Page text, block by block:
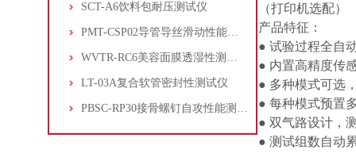
SCT-A6饮料包耐压测试仪
PMT-CSP02导管导丝滑动性能测试仪
WVTR-RC6美容面膜透湿性测试仪
LT-03A复合软管密封性测试仪
PBSC-RP30接骨螺钉自攻性能测试‌仪
（打印机选配）
产品特征：
● 试验过程全自
● 内置高精度传
● 多种模式可选
● 每种模式预置
● 双气路设计，
● 测试组数自动